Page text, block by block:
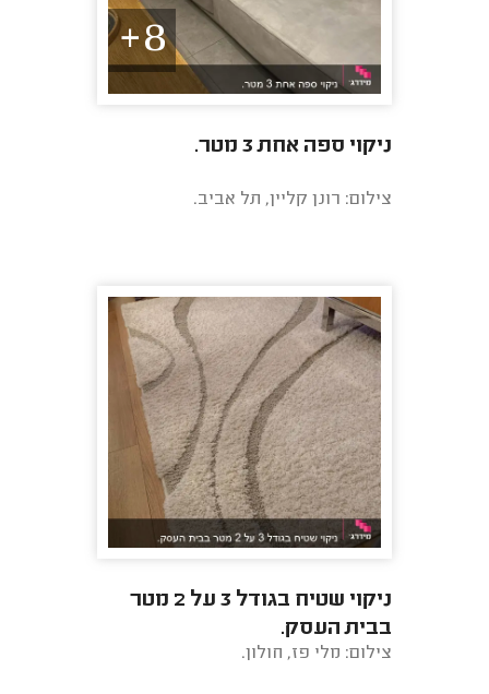
8+
ניקוי ספה אחת 3 מטר.
צילום: רונן קליין, תל אביב.
ניקוי שטיח בגודל 3 על 2 מטר
בבית העסק.
צילום: מלי פז, חולון.